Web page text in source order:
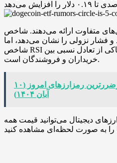
متفاوت ارائه می‌دهند. شاخص
و فشار نزولی را نشان می‌دهد، اما
شاخص RSI در سطح ۵۲.۵ باقی مانده و حاکی از تعادل نسبی بین
خریداران و فروشندگان است.
پرسودترین و پرضررترین رمزارزهای امروز (۱۰
آبان ۱۴۰۴)
دیجیتال می‌توانید قیمت همه